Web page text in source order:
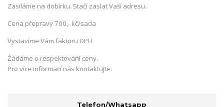
Zasíláme na dobírku. Stačí zaslat Vaší adresu.
Cena přepravy 700,- kč/sada
Vystavíme Vám fakturu DPH
Žádáme o respektování ceny.
Pro více informací nás kontaktujte.
Telefon/Whatsapp